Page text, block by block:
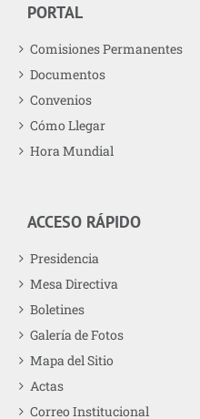
PORTAL
Comisiones Permanentes
Documentos
Convenios
Cómo Llegar
Hora Mundial
ACCESO RÁPIDO
Presidencia
Mesa Directiva
Boletines
Galería de Fotos
Mapa del Sitio
Actas
Correo Institucional